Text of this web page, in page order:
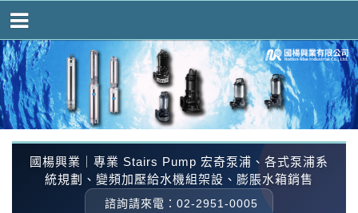
國楊興業｜專業 Stairs Pump 宏奇泵浦、各式泵浦系
統規劃、變頻加壓給水機組架設、膨脹水箱銷售
諮詢請來電：02-2951-0005